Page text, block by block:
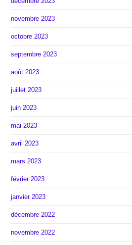
novembre 2023
octobre 2023
septembre 2023
août 2023
juillet 2023
juin 2023
mai 2023
avril 2023
mars 2023
février 2023
janvier 2023
décembre 2022
novembre 2022